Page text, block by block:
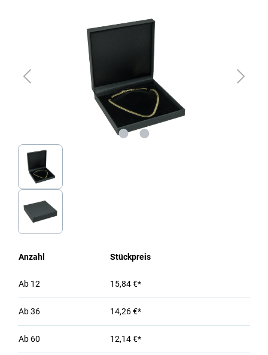
Anzahl Stückpreis
Ab 12 15,84 €*
Ab36 14,26 €*
Ab 60 12,14 €*